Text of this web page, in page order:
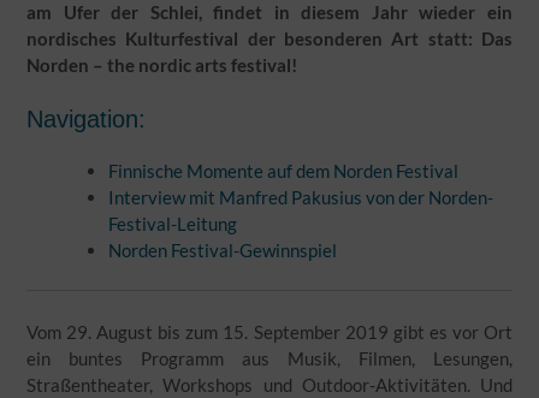
am Ufer der Schlei, findet in diesem Jahr wieder ein
nordisches Kulturfestival der besonderen Art statt: Das
Norden – the nordic arts festival!
Navigation:
Finnische Momente auf dem Norden Festival
Interview mit Manfred Pakusius von der Norden-
Festival-Leitung
Norden Festival-Gewinnspiel
Vom 29. August bis zum 15. September 2019 gibt es vor Ort
ein buntes Programm aus Musik, Filmen, Lesungen,
Straßentheater, Workshops und Outdoor-Aktivitäten. Und